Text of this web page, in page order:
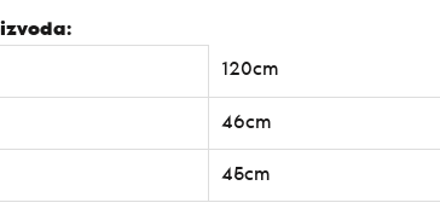
120cm
46cm
45cm